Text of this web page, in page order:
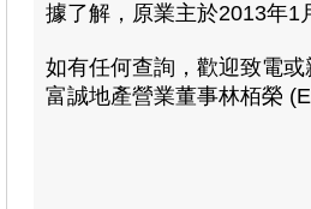
據了解，原業主於2013年1
如有任何查詢，歡迎致電或
富誠地產營業董事林栢榮